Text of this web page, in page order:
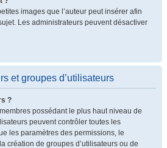
images que l’auteur peut insérer afin
Les administrateurs peuvent désactiver
et groupes d’utilisateurs
?
possédant le plus haut niveau de
peuvent contrôler toutes les
les paramètres des permissions, le
création de groupes d’utilisateurs ou de